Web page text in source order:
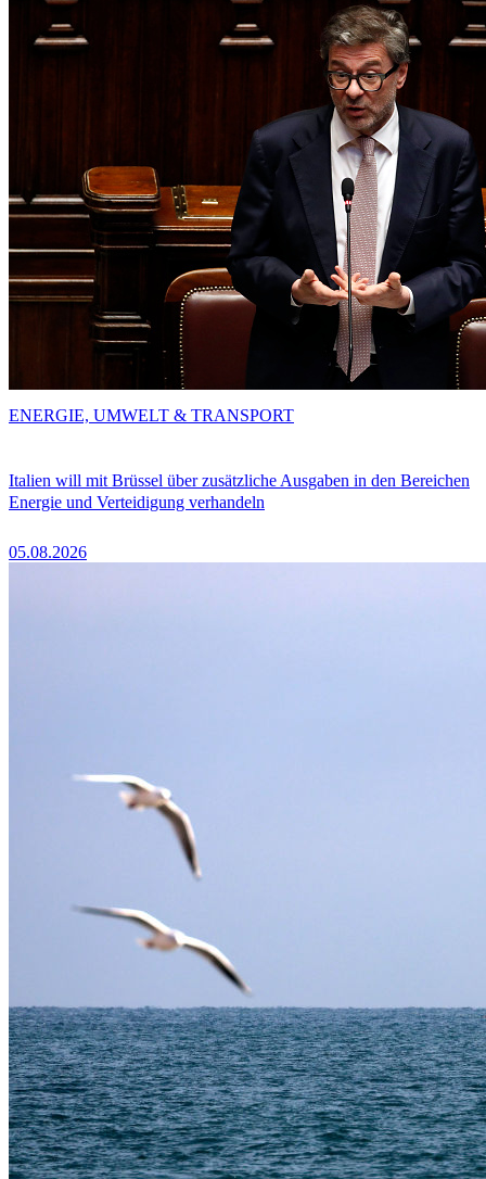
Italien will mit Brüssel über zusätzliche Ausgaben in den Bereichen
Energie und Verteidigung verhandeln
05.08.2026
ENERGIE, UMWELT & TRANSPORT